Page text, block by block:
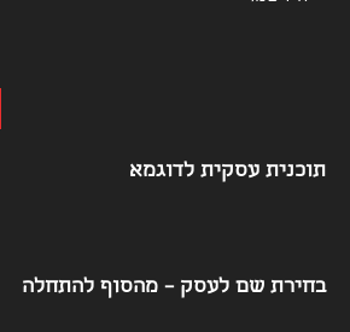
תוכנית עסקית לדוגמא
בחירת שם לעסק – מהסוף להתחלה